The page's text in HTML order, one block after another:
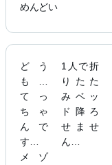
めんどい
どう
も…
てっ
ちゃ
んで
す…
メゾ
1人で折
りたた
みベッ
ド降ろ
せませ
ん…